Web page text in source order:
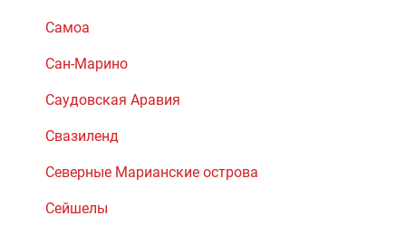
Самоа
Сан-Марино
Саудовская Аравия
Свазиленд
Северные Марианские острова
Сейшелы